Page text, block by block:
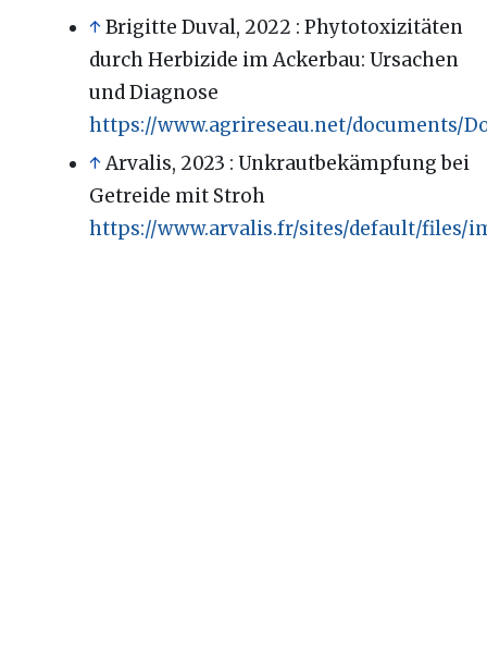
↑Brigitte Duval, 2022 : Phytotoxizitäten
durch Herbizide im Ackerbau: Ursachen
und Diagnose
https://www.agrireseau.net/documents/
↑Arvalis, 2023 : Unkrautbekämpfung bei
Getreide mit Stroh
https://www.arvalis.fr/sites/default/files/